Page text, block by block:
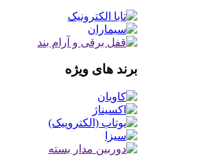
برند های ویژه